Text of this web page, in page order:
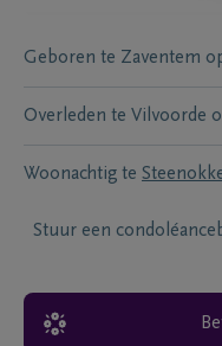
Geboren te Zaventem
Overleden te Vilvoorde
Woonachtig te
Stuur een